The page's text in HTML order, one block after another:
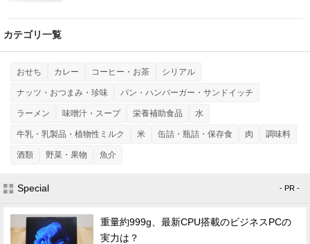
カテゴリ一覧
おせち カレー コーヒー・お茶 シリアル
ナッツ・おつまみ・珍味 パン・ハンバーガー・サンドイッチ
ラーメン 味噌汁・スープ 栄養補助食品 水
牛乳・乳製品・植物性ミルク 米 缶詰・瓶詰・保存食 肉 調味料
酒類 野菜・果物 魚介
Special - PR -
重量約999g、最新CPU搭載のビジネスPCの
実力は？